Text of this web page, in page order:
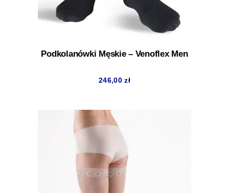
Podkolanówki Męskie – Venoflex Men
246,00zł